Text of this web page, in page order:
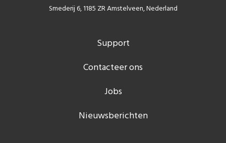
Smederij 6, 1185 ZR Amstelveen, Nederland
Support
Contacteer ons
Jobs
Nieuwsberichten